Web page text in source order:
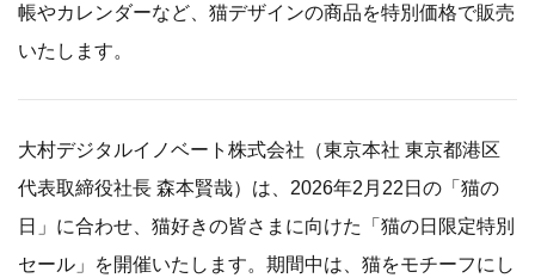
帳やカレンダーなど、猫デザインの商品を特別価格で販売
いたします。
大村デジタルイノベート株式会社（東京本社 東京都港区
代表取締役社長 森本賢哉）は、2026年2月22日の「猫の
日」に合わせ、猫好きの皆さまに向けた「猫の日限定特別
セール」を開催いたします。期間中は、猫をモチーフにし